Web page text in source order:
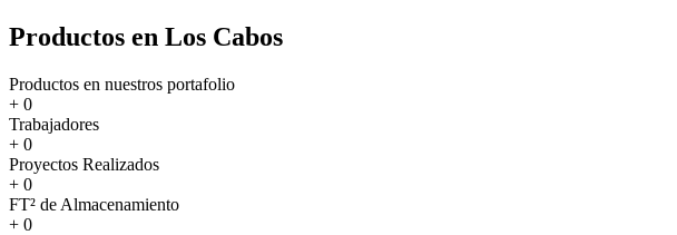
Productos en Los Cabos
Productos en nuestros portafolio
+ 0
Trabajadores
+ 0
Proyectos Realizados
+ 0
FT² de Almacenamiento
+ 0